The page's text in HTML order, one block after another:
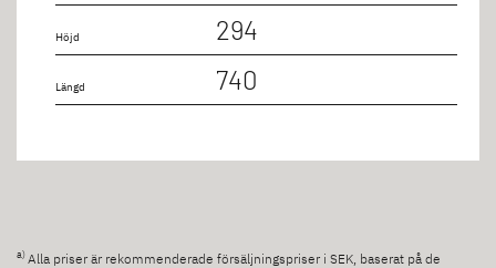
Höjd 294
Längd 740
a)Alla priser är rekommenderade försäljningspriser i SEK, baserat på de